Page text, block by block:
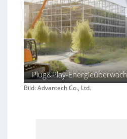
Plug&Play-
Bild: Advantech Co., Ltd.